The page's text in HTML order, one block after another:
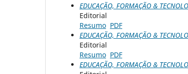
EDUCAÇÃO, FORMAÇÃO &
Editorial
Resumo PDF
EDUCAÇÃO, FORMAÇÃO &
Editorial
Resumo PDF
EDUCAÇÃO, FORMAÇÃO &